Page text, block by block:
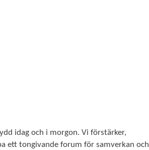
idag och i morgon. Vi förstärker,
ett tongivande forum för samverkan och